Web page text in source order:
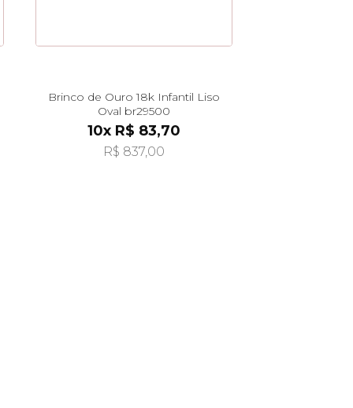
Brinco de Ouro 18k Infantil Liso
Oval br29500
10x R$ 83,70
R$ 837,00